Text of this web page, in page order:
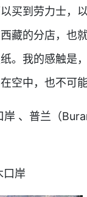
买到劳力士，
藏的分店，也
。我的感触是
空中，也不可能
、普兰（
口岸